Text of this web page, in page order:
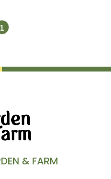
และพัฒนาจนกลายเป็นที่ตั้ง
เช่น สถานเอกอัครราชทูต
ของเจ้านายและขุนนางตั้งแต่
ตร์ ในอดีต ได้รับนามจาก
วรวรรณากร กรมพระนราธิป
ชื่อมต่อระหว่างถนนพระราม 1
าสร้างที่อยู่อาศัย ทำให้ในย่านนี้
1
& FARM